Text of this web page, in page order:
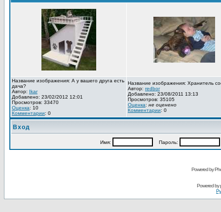
Название изображения: А у вашего друга есть
дача?
Автор: Ikar
Добавлено: 23/02/2012 12:01
Просмотров: 33470
Оценка: 10
Комментарии: 0
Название изображения: Хранитель
Автор: redbor
Добавлено: 23/08/2011 13:13
Просмотров: 35105
Оценка: не оценено
Комментарии: 0
Вход
Имя: Пароль:
Powered by
Powered by